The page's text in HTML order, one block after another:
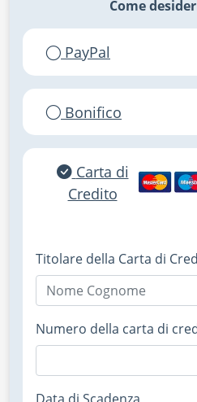
Come
PayPal
Bonifico
Carta di
Credito
Titolare della Carta di
Numero della carta di